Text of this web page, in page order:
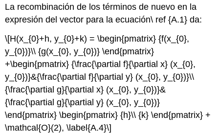
La recombinación de los términos de nuevo en la
expresión del vector para la ecuación\ ref {A.1} da:
\[H(x_{0}+h, y_{0}+k) = \begin{pmatrix} {f(x_{0},
y_{0})}\\ {g(x_{0}, y_{0})} \end{pmatrix}
+\begin{pmatrix} {\frac{\partial f}{\partial x} (x_{0},
y_{0})}&{\frac{\partial f}{\partial y} (x_{0}, y_{0})}\\
{\frac{\partial g}{\partial x} (x_{0}, y_{0})}&
{\frac{\partial g}{\partial y} (x_{0}, y_{0})}
\end{pmatrix} \begin{pmatrix} {h}\\ {k} \end{pmatrix} +
\mathcal{O}(2), \label{A.4}\]